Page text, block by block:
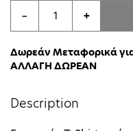
− +
Δωρεάν Μεταφορικά
ΑΛΛΑΓΗ ΔΩΡΕΑΝ
Description